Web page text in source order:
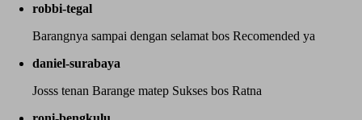
robbi-tegal
Barangnya sampai dengan selamat bos Recomended ya
daniel-surabaya
Josss tenan Barange matep Sukses bos Ratna